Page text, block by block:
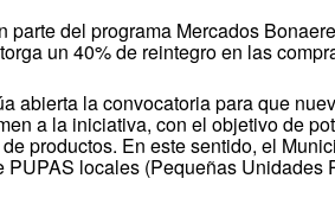
parte del programa Mercados
un 40% de reintegro en las
abierta la convocatoria para que
a la iniciativa, con el objetivo de
productos. En este sentido, el
PUPAS locales (Pequeñas Unidades